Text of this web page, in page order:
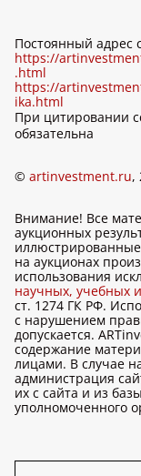
Постоянный адрес
https://
.html
https://
ika.html
При цитировании
обязательна
© artinvestment.ru,
Внимание! Все
аукционных
на аукционах
использования
научных, учебных
ст. 1274 ГК РФ.
с нарушением
допускается.
содержание
лицами. В случае
администрация
их с сайта и из
уполномоченного